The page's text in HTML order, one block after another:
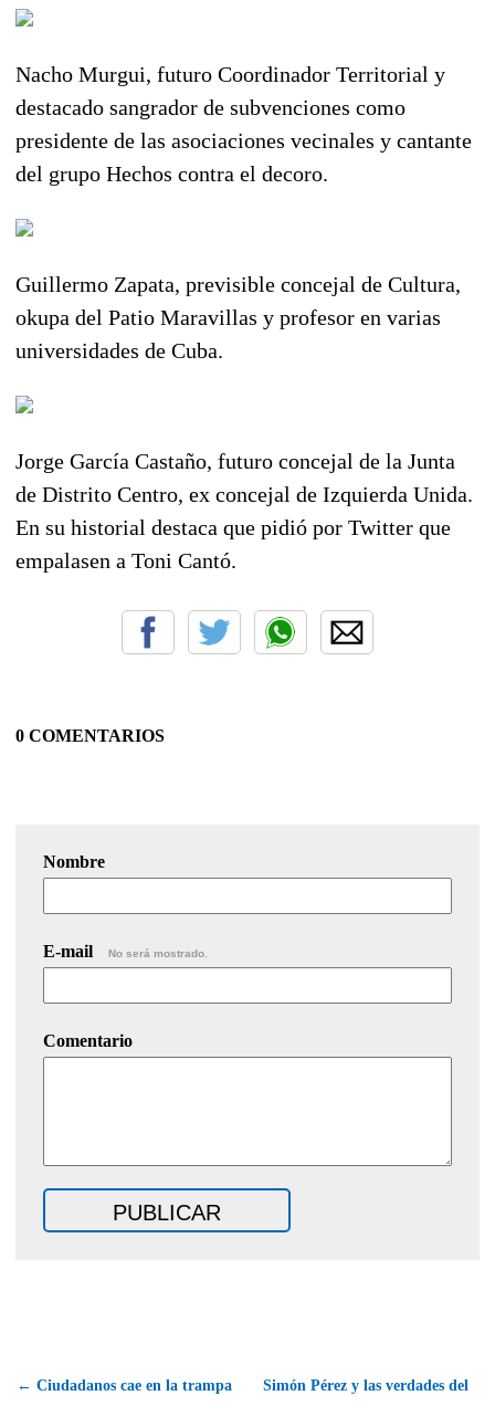
Nacho Murgui, futuro Coordinador Territorial y
destacado sangrador de subvenciones como
presidente de las asociaciones vecinales y cantante
del grupo Hechos contra el decoro.
Guillermo Zapata, previsible concejal de Cultura,
okupa del Patio Maravillas y profesor en varias
universidades de Cuba.
Jorge García Castaño, futuro concejal de la Junta
de Distrito Centro, ex concejal de Izquierda Unida.
En su historial destaca que pidió por Twitter que
empalasen a Toni Cantó.
0 COMENTARIOS
Nombre
E-mail No será mostrado.
Comentario
← Ciudadanos cae en la trampa Simón Pérez y las verdades del